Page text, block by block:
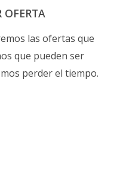
OFERTA
las ofertas que
que pueden ser
perder el tiempo.